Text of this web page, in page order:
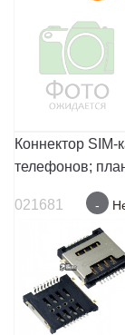
Коннектор
телефонов;
021681 -